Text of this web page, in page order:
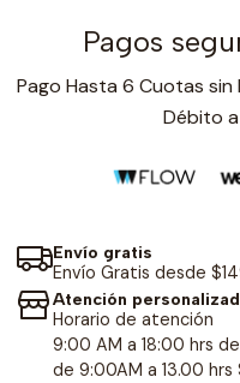
Pagos
Pago Hasta 6 Cuotas
Débito
Envío gratis
Envío Gratis desde
Atención
Horario de atención
9:00 AM a 18:00 hrs
de 9:00AM a 13.00 hrs